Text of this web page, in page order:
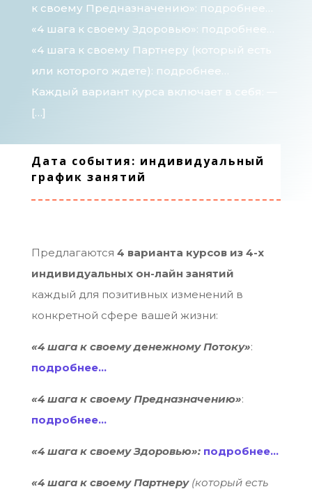
к своему Предназначению»: подробнее…
«4 шага к своему Здоровью»: подробнее…
«4 шага к своему Партнеру (который есть
или которого ждете): подробнее…
Каждый вариант курса включает в себя: —
[…]
Дата события: индивидуальный
график занятий
Предлагаются 4 варианта курсов из 4-х
индивидуальных он-лайн занятий
каждый для позитивных изменений в
конкретной сфере вашей жизни:
«4 шага к своему денежному Потоку»:
подробнее…
«4 шага к своему Предназначению»:
подробнее…
«4 шага к своему Здоровью»: подробнее…
«4 шага к своему Партнеру (который есть